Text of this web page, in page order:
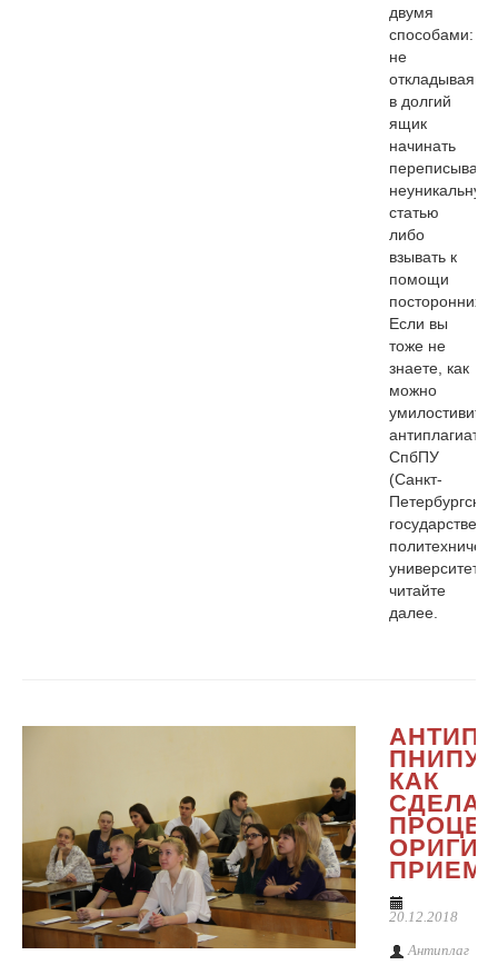
двумя
способами:
не
откладывая
в долгий
ящик
начинать
переписывать
неуникальную
статью
либо
взывать к
помощи
посторонних.
Если вы
тоже не
знаете, как
можно
умилостивить
антиплагиат
СпбПУ
(Санкт-
Петербургский
университет),
читайте
далее.
ПНИПУ:
КАК
20.12.2018
Антиплаг